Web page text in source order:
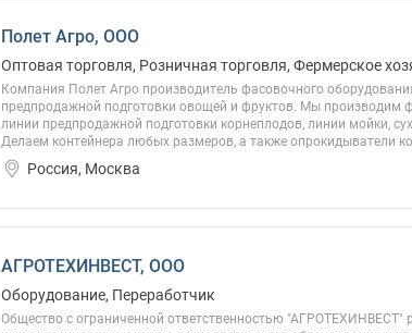
Полет Агро, ООО
Оптовая торговля, Розничная торговля, Фермерское
Компания Полет Агро производитель фасовочного
предпродажной подготовки овощей и фруктов. Мы производим
линии предпродажной подготовки корнеплодов, линии мойки,
Делаем контейнера любых размеров, а также опрокидыватели
Россия, Москва
АГРОТЕХИНВЕСТ, ООО
Оборудование, Переработчик
Общество с ограниченной ответственностью "АГРОТЕХИНВЕСТ"